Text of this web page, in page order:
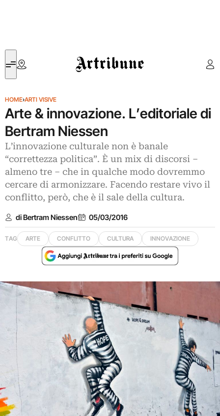
Artribune
HOME›ARTI VISIVE
Arte & innovazione. L’editoriale di
Bertram Niessen
L’innovazione culturale non è banale
“correttezza politica”. È un mix di discorsi –
almeno tre – che in qualche modo dovremmo
cercare di armonizzare. Facendo restare vivo il
conflitto, però, che è il sale della cultura.
di Bertram Niessen 05/03/2016
TAG ARTE CONFLITTO CULTURA INNOVAZIONE